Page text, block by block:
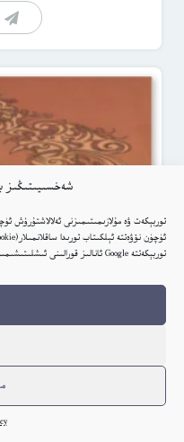
شەخسىيىتىڭىز
توربېكەت ۋە مۇلازىمىتىمىزنى ئەلالاشتۇرۇش
توربېكەتتە Google ئانالىز قورالىنى ئىشلىتىشىمىزگە قوشۇلغانلىقىڭىزنى بىلدۈرىدۇ. تەپسىلاتى: